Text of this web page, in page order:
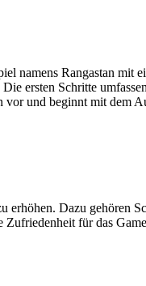
namens Rangastan mit
ersten Schritte
vor und beginnt mit dem
Dazu gehören
für das